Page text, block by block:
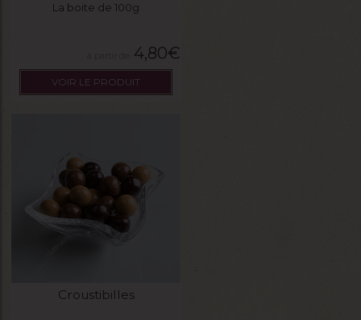
La boite de 100g
4,80€
VOIR LE PRODUIT
Croustibilles